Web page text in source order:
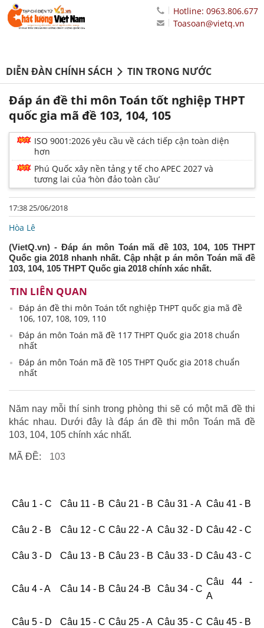
Hotline: 0963.806.677
Toasoan@vietq.vn
DIỄN ĐÀN CHÍNH SÁCH TIN TRONG NƯỚC
Đáp án đề thi môn Toán tốt nghiệp THPT
quốc gia mã đề 103, 104, 105
ISO 9001:2026 yêu cầu về cách tiếp cận toàn diện
hơn
Phú Quốc xây nền tảng y tế cho APEC 2027 và
tương lai của ‘hòn đảo toàn cầu’
17:38 25/06/2018
Hòa Lê
(VietQ.vn) - Đáp án môn Toán mã đề 103, 104, 105 THPT
Quốc gia 2018 nhanh nhất. Cập nhật p án môn Toán mã đề
103, 104, 105 THPT Quốc gia 2018 chính xác nhất.
TIN LIÊN QUAN
Đáp án đề thi môn Toán tốt nghiệp THPT quốc gia mã đề
106, 107, 108, 109, 110
Đáp án môn Toán mã đề 117 THPT Quốc gia 2018 chuẩn
nhất
Đáp án môn Toán mã đề 105 THPT Quốc gia 2018 chuẩn
nhất
Năm nay mỗi thí sinh trong phòng thi sẽ có một mã đề thi
khác nhau. Dưới đây là đáp án đề thi môn Toán mã đề
103, 104, 105 chính xác nhất.
MÃ ĐỀ: 103
Câu 1 - C Câu 11 - B Câu 21 - B Câu 31 - A Câu 41 - B
Câu 2 - B Câu 12 - C Câu 22 - A Câu 32 - D Câu 42 - C
Câu 3 - D Câu 13 - B Câu 23 - B Câu 33 - D Câu 43 - C
Câu 4 - A Câu 14 - B Câu 24 -B Câu 34 - C
Câu 44 -
A
Câu 5 - D Câu 15 - C Câu 25 - A Câu 35 - C Câu 45 - B